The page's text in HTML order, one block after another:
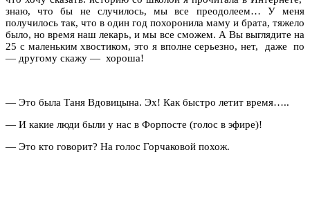
знаю, что бы не случилось, мы все преодолеем… У меня
получилось так, что в один год похоронила маму и брата, тяжело
было, но время наш лекарь, и мы все сможем. А Вы выглядите на
25 с маленьким хвостиком, это я вполне серьезно, нет,
даже
по
— другому скажу — хороша!
— Это была Таня Вдовицына. Эх! Как быстро летит время…..
— И какие люди были у нас в Форпосте (голос в эфире)!
— Это кто говорит? На голос Горчаковой похож.